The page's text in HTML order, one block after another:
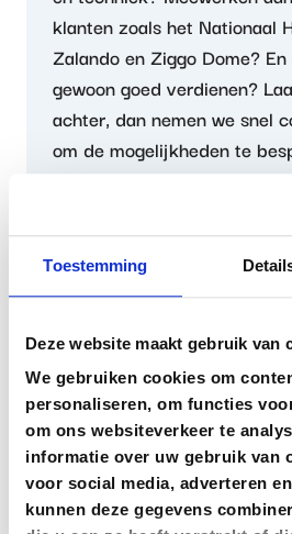
Toestemming
Deze website maakt gebruik van
We gebruiken cookies om
personaliseren, om functies
om ons websiteverkeer te
informatie over uw gebruik van
voor social media, adverteren
kunnen deze gegevens
klanten zoals het Nationaal
Zalando en Ziggo Dome?
gewoon goed verdienen?
achter, dan nemen we snel
om de mogelijkheden te
Telefoonnummer